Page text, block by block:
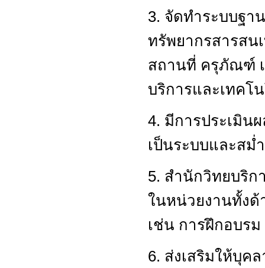
3. จัดทำระบบฐ
ทรัพยากรสารสน
สถานที่ ครุภัณฑ์
บริการและเทคโ
4. มีการประเมิน
เป็นระบบและสม่
5. สำนักวิทยบริก
ในหน่วยงานทั้งด้
เช่น การฝึกอบร
6. ส่งเสริมให้บุค